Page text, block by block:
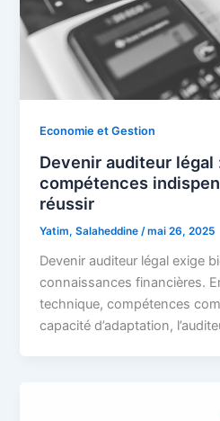
Economie et Gestion
Devenir auditeur légal
compétences
réussir
Yatim, Salaheddine/mai 26, 2025
Devenir auditeur légal exige
connaissances financières.
technique, compétences
capacité d’adaptation,